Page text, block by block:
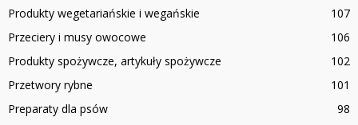
Produkty wegetariańskie i wegańskie
107
Przeciery i musy owocowe
106
Produkty spożywcze, artykuły spożywcze
102
Przetwory rybne
101
Preparaty dla psów
98